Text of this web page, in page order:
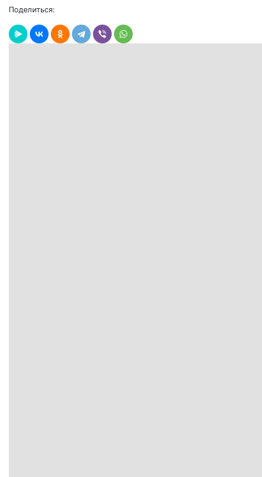
Поделиться: